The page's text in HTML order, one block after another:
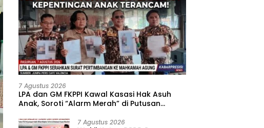
7 Agustus 2026
‎LPA dan GM FKPPI Kawal Kasasi Hak Asuh
Anak, Soroti “Alarm Merah” di Putusan
7 Agustus 2026